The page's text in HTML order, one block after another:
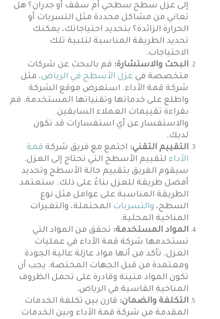
إلى عزل سطح سطحي أم سقف أو جدران؟ هل
تعاني من مشاكل محددة مثل التسربات أو
الحرارة الزائدة؟ بتحديد احتياجاتك، يمكنك
تحديد الطريقة المناسبة لتلبية تلك
الاحتياجات.
البحث والاستشارة: قم بالبحث عن شركات
متخصصة في عزل الأسطح في الرياض، مثل
شركة قمة الأداء. استعرض موقع الشركة
واطلع على خدماتها وتقنياتها المستخدمة. قم
بقراءة تقييمات العملاء السابقين
والاستفسار عن أي استفسارات قد تكون
لديك.
التقييم التقني: اجتمع مع فريق شركة قمة
الأداء لتقييم الأسطح التي تحتاج إلى العزل.
سيقوم الفريق بتقييم حالة الأسطح وتحديد
أفضل طريقة للعزل بناءً على ذلك. ستعتمد
الطريقة المناسبة على عوامل مثل نوع
السطح، والتسربات المحتملة، والتغيرات
المناخية المحلية.
المواد المستخدمة: تحقق من المواد التي
تستخدمها شركة قمة الأداء في عمليات
العزل. تأكد من أنها مواد عازلة عالية الجودة
ومعتمدة من قبل الجهات المختصة. يجب أن
تكون المواد متينة وقادرة على تحمل الظروف
المناخية القاسية في الرياض.
التكلفة والضمان: قارن بين تكلفة الخدمات
المقدمة من شركة قمة الأداء وبين الخدمات